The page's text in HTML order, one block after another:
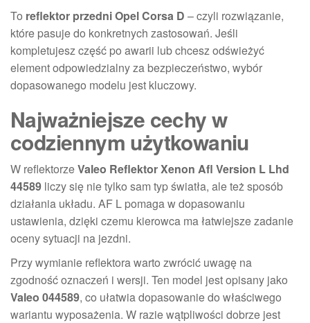
To reflektor przedni Opel Corsa D – czyli rozwiązanie,
które pasuje do konkretnych zastosowań. Jeśli
kompletujesz część po awarii lub chcesz odświeżyć
element odpowiedzialny za bezpieczeństwo, wybór
dopasowanego modelu jest kluczowy.
Najważniejsze cechy w
codziennym użytkowaniu
W reflektorzeValeo Reflektor Xenon Afl Version L Lhd
44589 liczy się nie tylko sam typ światła, ale też sposób
działania układu. AF L pomaga w dopasowaniu
ustawienia, dzięki czemu kierowca ma łatwiejsze zadanie
oceny sytuacji na jezdni.
Przy wymianie reflektora warto zwrócić uwagę na
zgodność oznaczeń i wersji. Ten model jest opisany jako
Valeo 044589, co ułatwia dopasowanie do właściwego
wariantu wyposażenia. W razie wątpliwości dobrze jest